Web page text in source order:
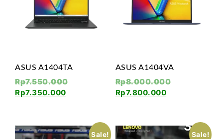
ASUS A1404TA
Rp7.550.000
Rp7.350.000
ASUS A1404VA
Rp8.000.000
Rp7.800.000
Sale! Sale!